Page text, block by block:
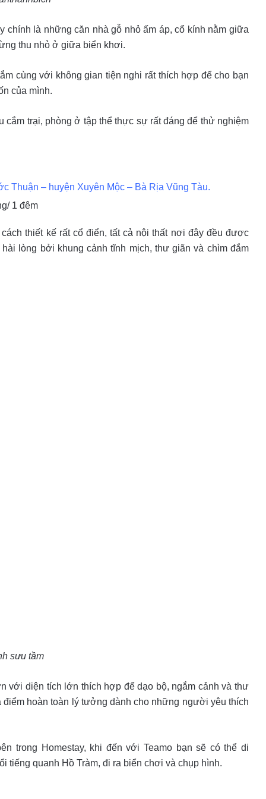
chính là những căn nhà gỗ nhỏ ấm áp, cổ kính nằm giữa
thu nhỏ ở giữa biển khơi.
cùng với không gian tiện nghi rất thích hợp để cho bạn
của mình.
cắm trại, phòng ở tập thể thực sự rất đáng để thử nghiệm
Thuận – huyện Xuyên Mộc – Bà Rịa Vũng Tàu.
1 đêm
thiết kế rất cổ điển, tất cả nội thất nơi đây đều được
lòng bởi khung cảnh tĩnh mịch, thư giãn và chìm đắm
sưu tầm
với diện tích lớn thích hợp để dạo bộ, ngắm cảnh và thư
hoàn toàn lý tưởng dành cho những người yêu thích
trong Homestay, khi đến với Teamo bạn sẽ có thể di
tiếng quanh Hồ Tràm, đi ra biển chơi và chụp hình.